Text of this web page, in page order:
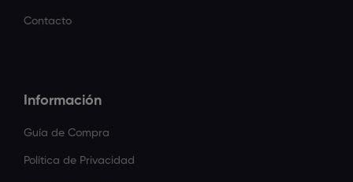
Contacto
Información
Guía de Compra
Política de Privacidad